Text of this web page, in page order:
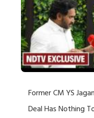
Former CM YS
Deal Has Nothing